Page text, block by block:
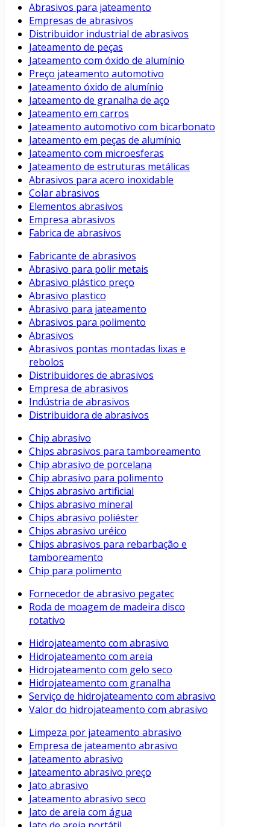
Abrasivos para jateamento
Empresas de abrasivos
Distribuidor industrial de abrasivos
Jateamento de peças
Jateamento com óxido de alumínio
Preço jateamento automotivo
Jateamento óxido de alumínio
Jateamento de granalha de aço
Jateamento em carros
Jateamento automotivo com bicarbonato
Jateamento em peças de alumínio
Jateamento com microesferas
Jateamento de estruturas metálicas
Abrasivos para acero inoxidable
Colar abrasivos
Elementos abrasivos
Empresa abrasivos
Fabrica de abrasivos
Fabricante de abrasivos
Abrasivo para polir metais
Abrasivo plástico preço
Abrasivo plastico
Abrasivo para jateamento
Abrasivos para polimento
Abrasivos
Abrasivos pontas montadas lixas e
rebolos
Distribuidores de abrasivos
Empresa de abrasivos
Indústria de abrasivos
Distribuidora de abrasivos
Chip abrasivo
Chips abrasivos para tamboreamento
Chip abrasivo de porcelana
Chip abrasivo para polimento
Chips abrasivo artificial
Chips abrasivo mineral
Chips abrasivo poliéster
Chips abrasivo uréico
Chips abrasivos para rebarbação e
tamboreamento
Chip para polimento
Fornecedor de abrasivo pegatec
Roda de moagem de madeira disco
rotativo
Hidrojateamento com abrasivo
Hidrojateamento com areia
Hidrojateamento com gelo seco
Hidrojateamento com granalha
Serviço de hidrojateamento com abrasivo
Valor do hidrojateamento com abrasivo
Limpeza por jateamento abrasivo
Empresa de jateamento abrasivo
Jateamento abrasivo
Jateamento abrasivo preço
Jato abrasivo
Jateamento abrasivo seco
Jato de areia com água